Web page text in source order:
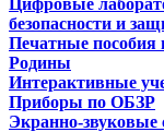
Цифровые
безопасности и
Печатные пособия
Родины
Интерактивные
Приборы по ОБЗР
Экранно-звуковые